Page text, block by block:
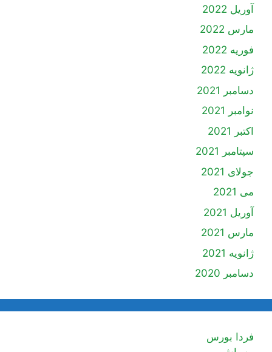
آوریل 2022
مارس 2022
فوریه 2022
ژانویه 2022
دسامبر 2021
نوامبر 2021
اکتبر 2021
سپتامبر 2021
جولای 2021
می 2021
آوریل 2021
مارس 2021
ژانویه 2021
دسامبر 2020
فردا بورس